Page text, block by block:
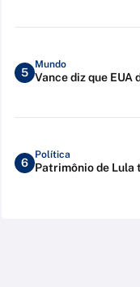
5
Mundo
Vance diz que
6
Política
Patrimônio de Lula